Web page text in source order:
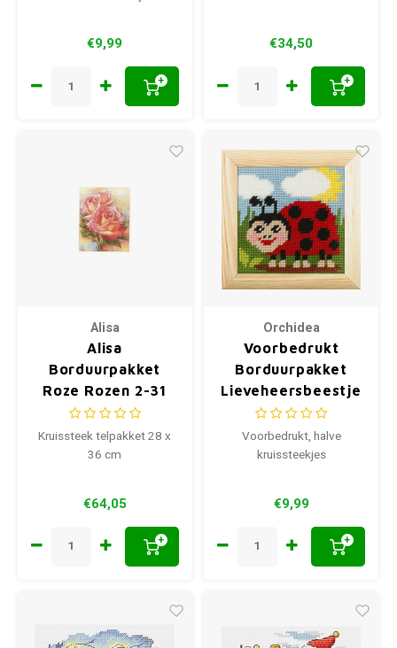
€9,99
+
€34,50
+
Alisa
Alisa
Borduurpakket
Roze Rozen 2-31
Kruissteek telpakket 28 x
36 cm
€64,05
+
Orchidea
Voorbedrukt
Borduurpakket
Lieveheersbeestje
13 x 13 cm met
houten lijstje
Voorbedrukt, halve
kruissteekjes
€9,99
+